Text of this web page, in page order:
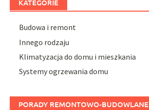
KATEGORIE
Budowa i remont
Innego rodzaju
Klimatyzacja do domu i mieszkania
Systemy ogrzewania domu
PORADY REMONTOWO-BUDOWLANE